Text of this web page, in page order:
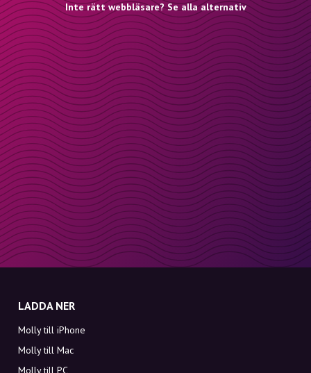
Inte rätt webbläsare? Se alla alternativ
LADDA NER
Molly till iPhone
Molly till Mac
Molly till PC